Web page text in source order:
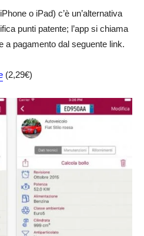
o iPad) c’è un’alternativa
punti patente; l’app si chiama
a pagamento dal seguente link.
(2,29€)